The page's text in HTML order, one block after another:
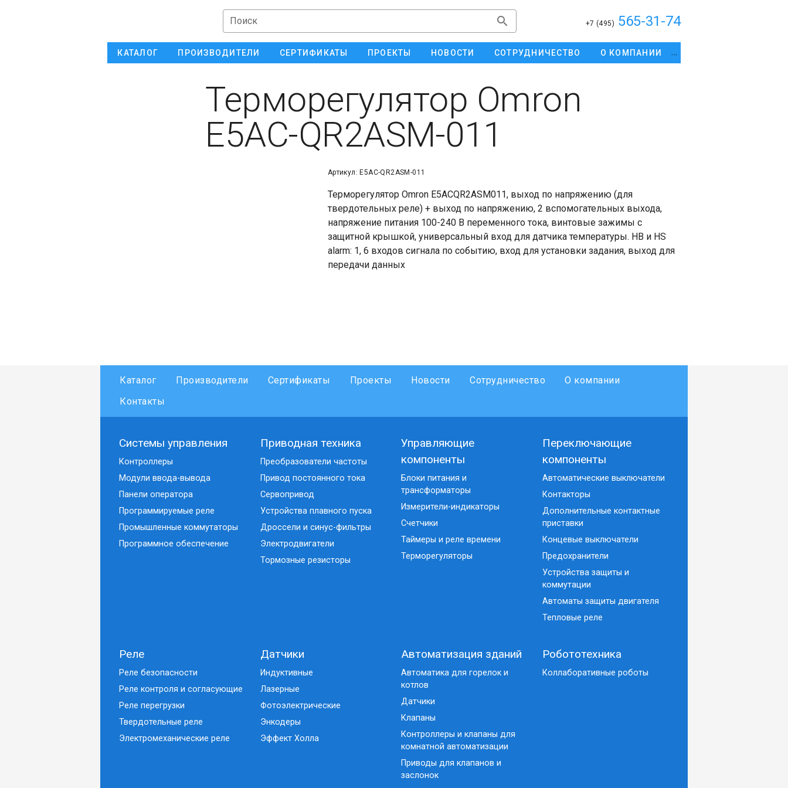
Поиск +7 (495) 565-31-74
КАТАЛОГ ПРОИЗВОДИТЕЛИ СЕРТИФИКАТЫ ПРОЕКТЫ НОВОСТИ СОТРУДНИЧЕСТВО О КОМПАНИИ
Терморегулятор Omron
E5AC-QR2ASM-011
Артикул: E5AC-QR2ASM-011
Терморегулятор Omron E5ACQR2ASM011, выход по напряжению (для
твердотельных реле) + выход по напряжению, 2 вспомогательных выхода,
напряжение питания 100-240 В переменного тока, винтовые зажимы с
защитной крышкой, универсальный вход для датчика температуры. HB и HS
alarm: 1, 6 входов сигнала по событию, вход для установки задания, выход для
передачи данных
Каталог Производители Сертификаты Проекты Новости Сотрудничество
О компании
Контакты
Системы управления
Контроллеры
Модули ввода-вывода
Панели оператора
Программируемые реле
Промышленные коммутаторы
Программное обеспечение
Приводная техника
Преобразователи частоты
Привод постоянного тока
Сервопривод
Устройства плавного пуска
Дроссели и синус-фильтры
Электродвигатели
Тормозные резисторы
Управляющие
компоненты
Блоки питания и
трансформаторы
Измерители-индикаторы
Счетчики
Таймеры и реле времени
Терморегуляторы
Переключающие
компоненты
Автоматические выключатели
Контакторы
Дополнительные контактные
приставки
Концевые выключатели
Предохранители
Устройства защиты и
коммутации
Автоматы защиты двигателя
Тепловые реле
Реле
Реле безопасности
Реле контроля и согласующие
Реле перегрузки
Твердотельные реле
Электромеханические реле
Датчики
Индуктивные
Лазерные
Фотоэлектрические
Энкодеры
Эффект Холла
Автоматизация зданий
Автоматика для горелок и
котлов
Датчики
Клапаны
Контроллеры и клапаны для
комнатной автоматизации
Приводы для клапанов и
заслонок
Робототехника
Коллаборативные роботы